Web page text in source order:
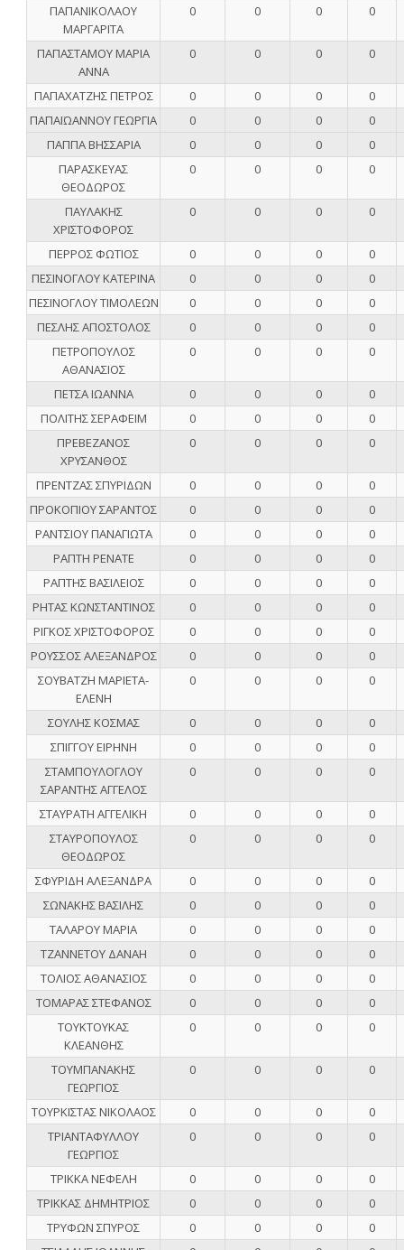
ΠΑΠΑΝΙΚΟΛΑΟΥ
ΜΑΡΓΑΡΙΤΑ
0 0 0 0
ΠΑΠΑΣΤΑΜΟΥ ΜΑΡΙΑ
ΑΝΝΑ
0 0 0 0
ΠΑΠΑΧΑΤΖΗΣ ΠΕΤΡΟΣ 0 0 0
0
ΠΑΠΑΪΩΑΝΝΟΥ ΓΕΩΡΓΙΑ
0 0 0
0
ΠΑΠΠΑ ΒΗΣΣΑΡΙΑ
0 0 0
0
ΠΑΡΑΣΚΕΥΑΣ
ΘΕΟΔΩΡΟΣ
0 0 0 0
ΠΑΥΛΑΚΗΣ
ΧΡΙΣΤΟΦΟΡΟΣ
0 0 0 0
ΠΕΡΡΟΣ ΦΩΤΙΟΣ 0 0 0
0
ΠΕΣΙΝΟΓΛΟΥ ΚΑΤΕΡΙΝΑ
0 0 0
0
ΠΕΣΙΝΟΓΛΟΥ ΤΙΜΟΛΕΩΝ
0 0 0
0
ΠΕΣΛΗΣ ΑΠΟΣΤΟΛΟΣ
0 0 0
0
ΠΕΤΡΟΠΟΥΛΟΣ
ΑΘΑΝΑΣΙΟΣ
0 0 0 0
ΠΕΤΣΑ ΙΩΑΝΝΑ 0 0 0
0
ΠΟΛΙΤΗΣ ΣΕΡΑΦΕΙΜ
0 0 0
0
ΠΡΕΒΕΖΑΝΟΣ
ΧΡΥΣΑΝΘΟΣ
0 0 0 0
ΠΡΕΝΤΖΑΣ ΣΠΥΡΙΔΩΝ 0 0 0
0
ΠΡΟΚΟΠΙΟΥ ΣΑΡΑΝΤΟΣ
0 0 0
0
ΡΑΝΤΣΙΟΥ ΠΑΝΑΓΙΩΤΑ
0 0 0
0
ΡΑΠΤΗ ΡΕΝΑΤΕ
0 0 0
0
ΡΑΠΤΗΣ ΒΑΣΙΛΕΙΟΣ
0 0 0
0
ΡΗΤΑΣ ΚΩΝΣΤΑΝΤΙΝΟΣ
0 0 0
0
ΡΙΓΚΟΣ ΧΡΙΣΤΟΦΟΡΟΣ
0 0 0
0
ΡΟΥΣΣΟΣ ΑΛΕΞΑΝΔΡΟΣ
0 0 0
0
ΣΟΥΒΑΤΖΗ ΜΑΡΙΕΤΑ-
ΕΛΕΝΗ
0 0 0 0
ΣΟΥΛΗΣ ΚΟΣΜΑΣ 0 0 0
0
ΣΠΙΓΓΟΥ ΕΙΡΗΝΗ
0 0 0
0
ΣΤΑΜΠΟΥΛΟΓΛΟΥ
ΣΑΡΑΝΤΗΣ ΑΓΓΕΛΟΣ
0 0 0 0
ΣΤΑΥΡΑΤΗ ΑΓΓΕΛΙΚΗ 0 0 0
0
ΣΤΑΥΡΟΠΟΥΛΟΣ
ΘΕΟΔΩΡΟΣ
0 0 0 0
ΣΦΥΡΙΔΗ ΑΛΕΞΑΝΔΡΑ 0 0 0
0
ΣΩΝΑΚΗΣ ΒΑΣΙΛΗΣ
0 0 0
0
ΤΑΛΑΡΟΥ ΜΑΡΙΑ
0 0 0
0
ΤΖΑΝΝΕΤΟΥ ΔΑΝΑΗ
0 0 0
0
ΤΟΛΙΟΣ ΑΘΑΝΑΣΙΟΣ
0 0 0
0
ΤΟΜΑΡΑΣ ΣΤΕΦΑΝΟΣ
0 0 0
0
ΤΟΥΚΤΟΥΚΑΣ
ΚΛΕΑΝΘΗΣ
0 0 0 0
ΤΟΥΜΠΑΝΑΚΗΣ
ΓΕΩΡΓΙΟΣ
0 0 0 0
ΤΟΥΡΚΙΣΤΑΣ ΝΙΚΟΛΑΟΣ 0 0 0
0
ΤΡΙΑΝΤΑΦΥΛΛΟΥ
ΓΕΩΡΓΙΟΣ
0 0 0 0
ΤΡΙΚΚΑ ΝΕΦΕΛΗ 0 0 0
0
ΤΡΙΚΚΑΣ ΔΗΜΗΤΡΙΟΣ
0 0 0
0
ΤΡΥΦΩΝ ΣΠΥΡΟΣ
0 0 0
0